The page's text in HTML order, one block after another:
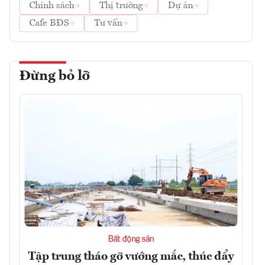
Chính sách
Thị trường
Dự án
Cafe BĐS
Tư vấn
Đừng bỏ lỡ
Bất động sản
Tập trung tháo gỡ vướng mắc, thúc đẩy